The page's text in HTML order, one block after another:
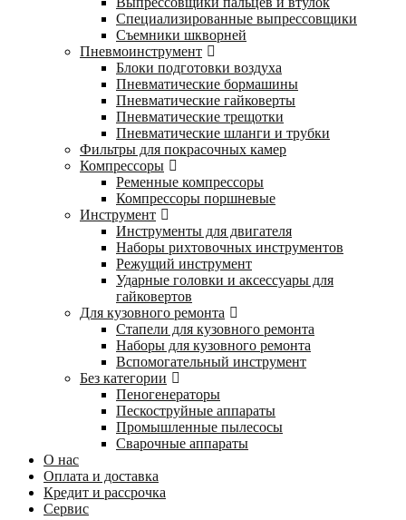
Специализированные выпрессовщики
Cъемники шкворней
Пневмоинструмент
Блоки подготовки воздуха
Пневматические бормашины
Пневматические гайковерты
Пневматические трещотки
Пневматические шланги и трубки
Фильтры для покрасочных камер
Компрессоры
Ременные компрессоры
Компрессоры поршневые
Инструмент
Инструменты для двигателя
Наборы рихтовочных инструментов
Режущий инструмент
Ударные головки и аксессуары для
гайковертов
Для кузовного ремонта
Стапели для кузовного ремонта
Наборы для кузовного ремонта
Вспомогательный инструмент
Без категории
Пеногенераторы
Пескоструйные аппараты
Промышленные пылесосы
Сварочные аппараты
О нас
Оплата и доставка
Кредит и рассрочка
Сервис